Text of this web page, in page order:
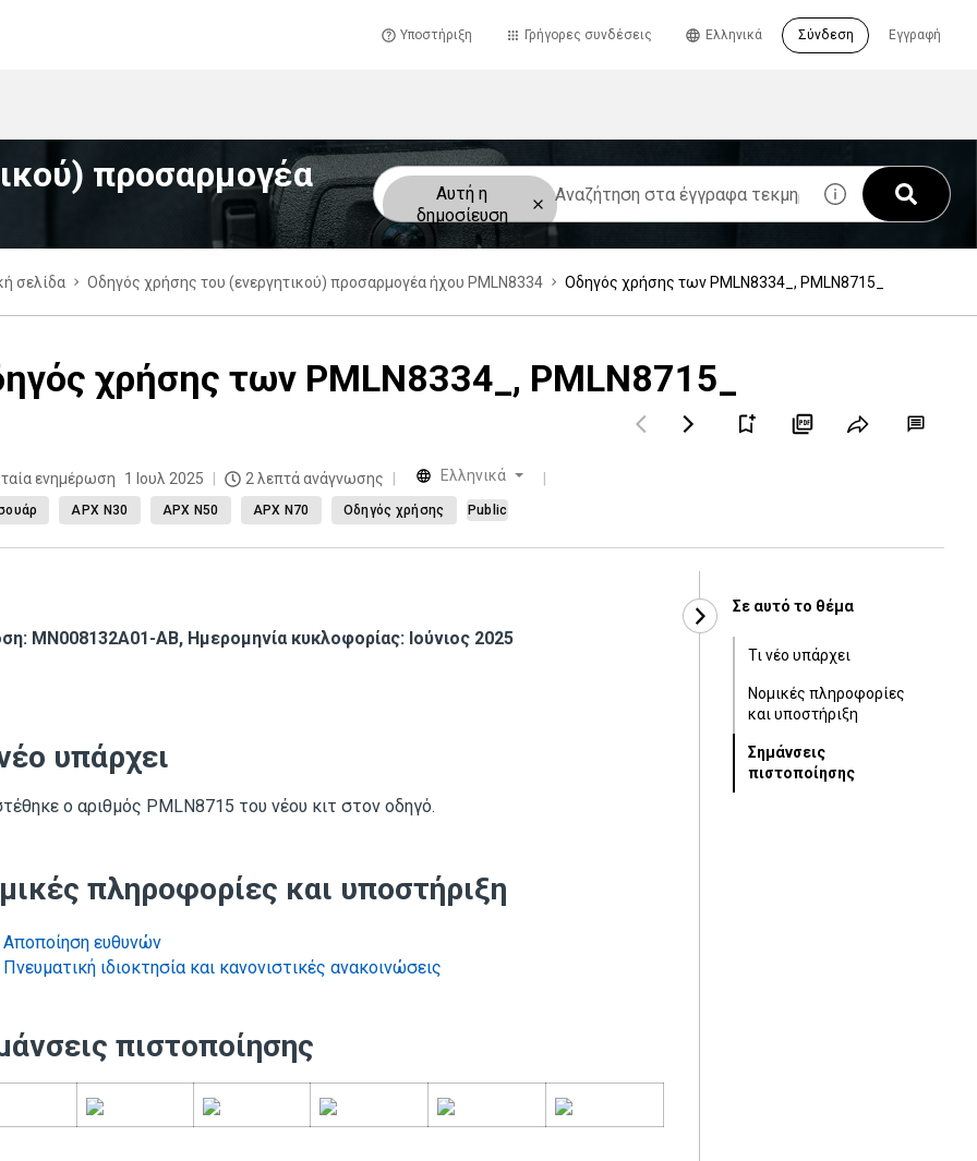
Υποστήριξη Γρήγορες συνδέσεις Εγγραφή
Eλληνικά Σύνδεση
προσαρμογέα
Αυτή η
δημοσίευση
σελίδα Οδηγός χρήσης του (ενεργητικού) προσαρμογέα ήχου PMLN8334 Οδηγός χρήσης των PMLN8334_, PMLN8715_
χρήσης των PMLN8334_, PMLN8715_
ενημέρωση 1 Ιουλ 2025 2 λεπτά ανάγνωσης Eλληνικά
APX N30 APX N50 APX N70 Οδηγός χρήσης Public
MN008132A01-AB, Ημερομηνία κυκλοφορίας: Ιούνιος 2025
υπάρχει
ο αριθμός PMLN8715 του νέου κιτ στον οδηγό.
πληροφορίες και υποστήριξη
Αποποίηση ευθυνών
Πνευματική ιδιοκτησία και κανονιστικές ανακοινώσεις
πιστοποίησης
Σε αυτό το θέμα
Τι νέο υπάρχει
Νομικές πληροφορίες
και υποστήριξη
Σημάνσεις
πιστοποίησης